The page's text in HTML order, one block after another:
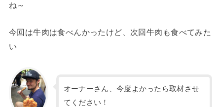
ね～
今回は牛肉は食べんかったけど、次回牛肉も食べてみた
い
オーナーさん、今度よかったら取材させ
てください！